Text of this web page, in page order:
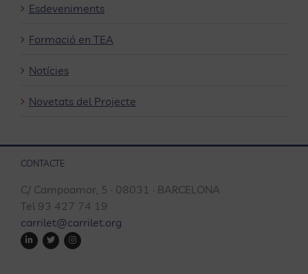
Esdeveniments
Formació en TEA
Notícies
Novetats del Projecte
CONTACTE
C/ Campoamor, 5 · 08031 · BARCELONA
Tel 93 427 74 19
carrilet@carrilet.org